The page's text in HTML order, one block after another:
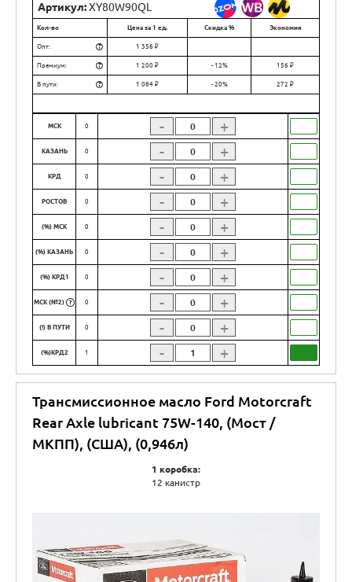
МСК 0 - +
КАЗАНЬ 0 - +
КРД 0 - +
РОСТОВ 0 - +
(%) МСК 0 - +
(%) КАЗАНЬ 0 - +
(%) КРД1 0 - +
МСК (№2) ? 0 - +
(!) В ПУТИ 0 - +
(%)КРД2 1 - +
Артикул:XY80W90QL
Кол-во Цена за 1 ед. Скидка % Экономия
Опт: ? 1 356 ₽
Премиум: ? 1 200 ₽ - 12% 156 ₽
В пути: ? 1 084 ₽ - 20% 272 ₽
Трансмиссионное масло Ford Motorcraft
Rear Axle lubricant 75W-140, (Мост /
МКПП), (США), (0,946л)
1 коробка:
12 канистр